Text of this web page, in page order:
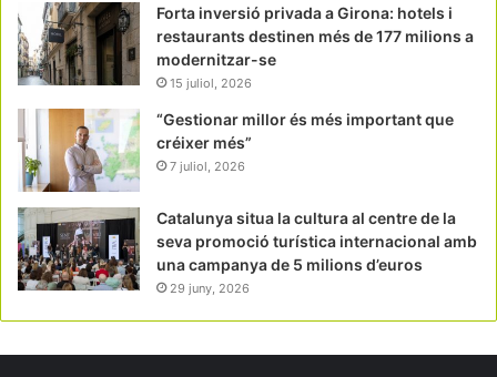
Forta inversió privada a Girona: hotels i
restaurants destinen més de 177 milions a
modernitzar-se
15 juliol, 2026
“Gestionar millor és més important que
créixer més”
7 juliol, 2026
Catalunya situa la cultura al centre de la
seva promoció turística internacional amb
una campanya de 5 milions d’euros
29 juny, 2026